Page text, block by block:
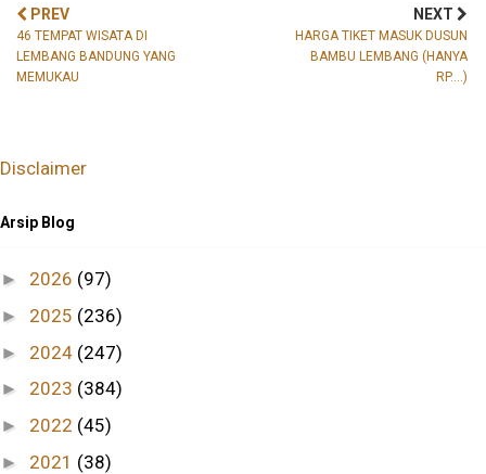
PREV
46 TEMPAT WISATA DI
LEMBANG BANDUNG YANG
MEMUKAU
NEXT
HARGA TIKET MASUK DUSUN
BAMBU LEMBANG (HANYA
RP....)
Disclaimer
Arsip Blog
► 2026 (97)
► 2025 (236)
► 2024 (247)
► 2023 (384)
► 2022 (45)
► 2021 (38)